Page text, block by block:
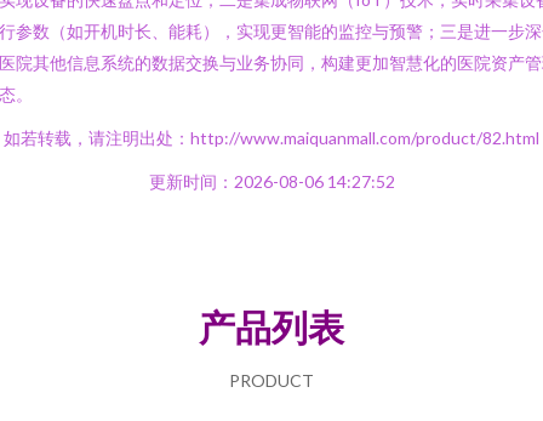
参数（如开机时长、能耗），实现更智能的监控与预警；三是进一步
院其他信息系统的数据交换与业务协同，构建更加智慧化的医院资产
。
如若转载，请注明出处：http://www.maiquanmall.com/product/82.html
更新时间：2026-08-06 14:27:52
产品列表
PRODUCT